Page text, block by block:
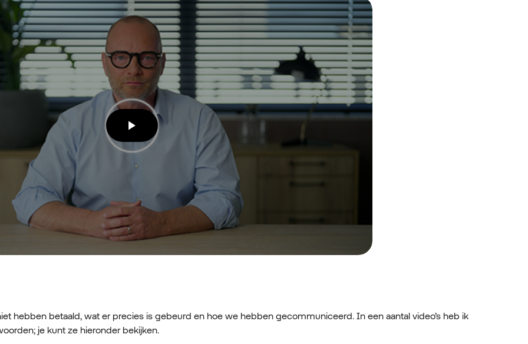
hebben betaald, wat er precies is gebeurd en hoe we hebben gecommuniceerd. In een aantal video’s heb ik
je kunt ze hieronder bekijken.